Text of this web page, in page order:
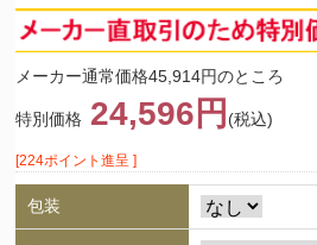
メーカー通常価格45,914円のところ
特別価格 24,596円 (税込)
[224ポイント進呈 ]
包装